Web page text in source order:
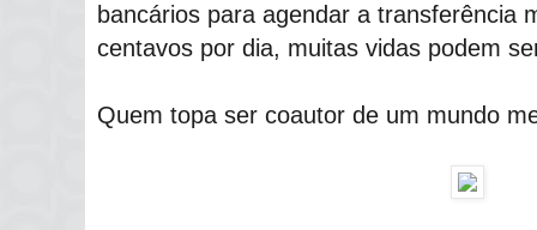
bancários para agendar a transferência
centavos por dia, muitas vidas podem
Quem topa ser coautor de um mundo